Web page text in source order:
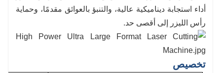
أداء استجابة ديناميكية عالية، والتنبؤ بالعوائق مقدمًا، وحماية
رأس الليزر إلى أقصى حد.
تخصيص